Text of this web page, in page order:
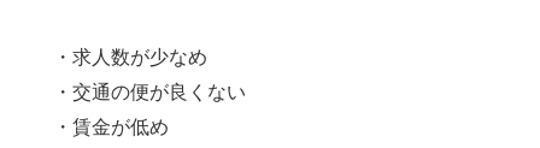
・求人数が少なめ
・交通の便が良くない
・賃金が低め